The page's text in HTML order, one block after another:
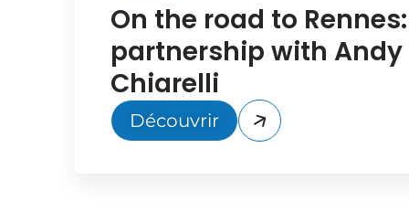
On the road to
partnership with Andy
Chiarelli
Découvrir